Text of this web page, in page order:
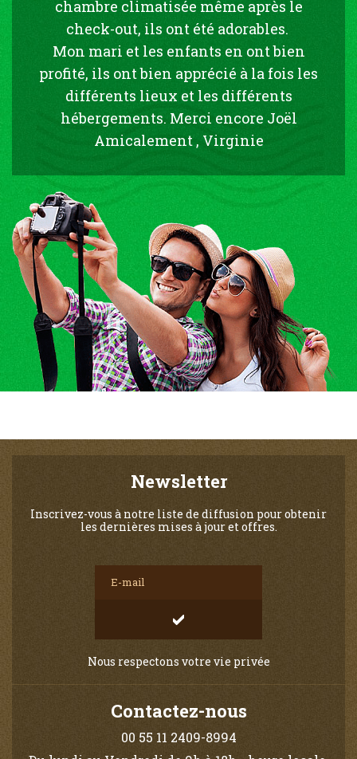
chambre climatisée même après le
check-out, ils ont été adorables.
Mon mari et les enfants en ont bien
profité, ils ont bien apprécié à la fois les
différents lieux et les différents
hébergements. Merci encore Joël
Amicalement , Virginie
Newsletter
Inscrivez-vous à notre liste de diffusion pour obtenir
les dernières mises à jour et offres.
Nous respectons votre vie privée
Contactez-nous
00 55 11 2409-8994